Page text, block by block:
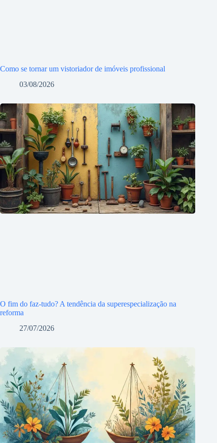
Como se tornar um vistoriador de imóveis profissional
03/08/2026
O fim do faz-tudo? A tendência da superespecialização na
reforma
27/07/2026